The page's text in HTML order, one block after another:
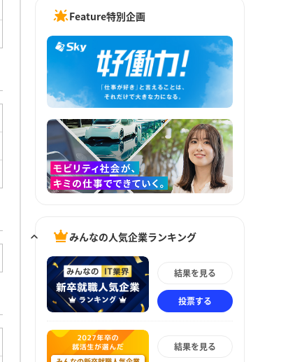
Feature特別企画
みんなの人気企業ランキング
結果を見る
投票する
結果を見る